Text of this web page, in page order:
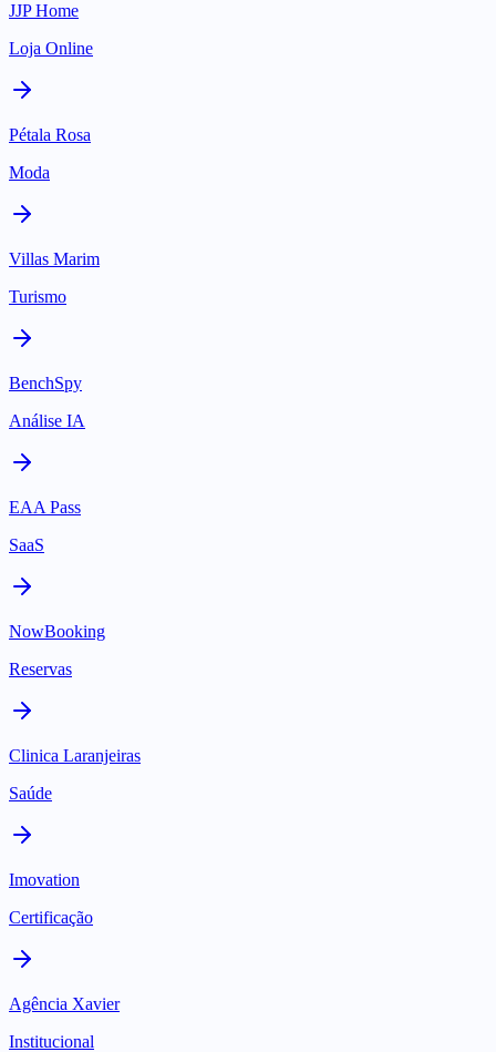
JJP Home
Loja Online
Pétala Rosa
Moda
Villas Marim
Turismo
BenchSpy
Análise IA
EAA Pass
SaaS
NowBooking
Reservas
Clinica Laranjeiras
Saúde
Imovation
Certificação
Agência Xavier
Institucional